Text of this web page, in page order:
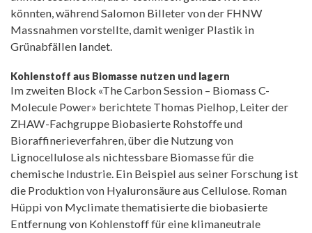
könnten, während Salomon Billeter von der FHNW
Massnahmen vorstellte, damit weniger Plastik in
Grünabfällen landet.
Kohlenstoff aus Biomasse nutzen und lagern
Im zweiten Block «The Carbon Session – Biomass C-
Molecule Power» berichtete Thomas Pielhop, Leiter der
ZHAW-Fachgruppe Biobasierte Rohstoffe und
Bioraffinerieverfahren, über die Nutzung von
Lignocellulose als nichtessbare Biomasse für die
chemische Industrie. Ein Beispiel aus seiner Forschung ist
die Produktion von Hyaluronsäure aus Cellulose. Roman
Hüppi von Myclimate thematisierte die biobasierte
Entfernung von Kohlenstoff für eine klimaneutrale